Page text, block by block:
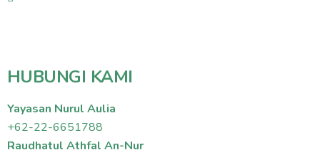
HUBUNGI KAMI
Yayasan Nurul Aulia
+62-22-6651788
Raudhatul Athfal An-Nur